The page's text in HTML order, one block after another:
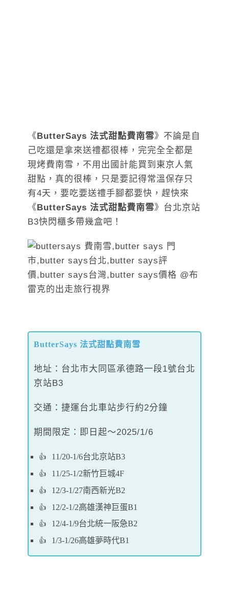
《ButterSays 法式甜點費南雪》不論是自
己吃還是拿來送禮都很棒，完完全全都是
現烤費南雪，不用出國計能買到東京人氣
甜點，真的很棒，只是要記得常溫保存只
有4天，要吃要送禮手腳都要快，趕快來
《ButterSays 法式甜點費南雪》台北京站
B3快閃櫃多帶幾盒吧！
ButterSays 法式甜點費南雪
地址：台北市大同區承德路一段1號台北
京站B3
交通：捷運台北車站步行約2分鐘
期間限定：即日起～2025/1/6
11/20-1/6台北京站B3
11/25-1/2新竹巨城4F
12/3-1/27南西新光B2
12/2-1/2高雄漢神巨蛋B1
12/4-1/9台北統一阪急B2
1/3-1/26高雄夢時代B1